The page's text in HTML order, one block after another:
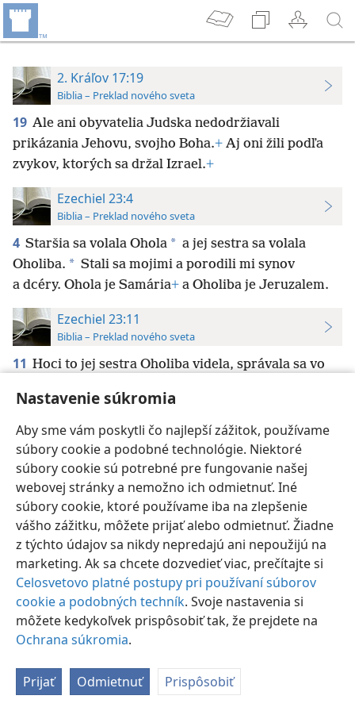
Nastavenie súkromia
Aby sme vám poskytli čo najlepší zážitok, používame
súbory cookie a podobné technológie. Niektoré
súbory cookie sú potrebné pre fungovanie našej
webovej stránky a nemožno ich odmietnuť. Iné
súbory cookie, ktoré používame iba na zlepšenie
vášho zážitku, môžete prijať alebo odmietnuť. Žiadne
z týchto údajov sa nikdy nepredajú ani nepoužijú na
marketing. Ak sa chcete dozvedieť viac, prečítajte si
Celosvetovo platné postupy pri používaní súborov
cookie a podobných techník. Svoje nastavenia si
môžete kedykoľvek prispôsobiť tak, že prejdete na
Ochrana súkromia.
Prijať Odmietnuť Prispôsobiť
2. Kráľov 17:19
Biblia – Preklad nového sveta
19 Ale ani obyvatelia Judska nedodržiavali
prikázania Jehovu, svojho Boha.+ Aj oni žili podľa
zvykov, ktorých sa držal Izrael.+
Ezechiel 23:4
Biblia – Preklad nového sveta
4 Staršia sa volala Ohola * a jej sestra sa volala
Oholiba. * Stali sa mojimi a porodili mi synov
a dcéry. Ohola je Samária+ a Oholiba je Jeruzalem.
Ezechiel 23:11
Biblia – Preklad nového sveta
11 Hoci to jej sestra Oholiba videla, správala sa vo
viac ako jej sestra.+
Slovenčina Nastavenia
Copyright © 2026 Watch Tower Bible and Tract Society of Pennsylvania
Podmienky používania Ochrana súkromia
Nastavenie súkromia
JW.ORG
Prihlásiť sa